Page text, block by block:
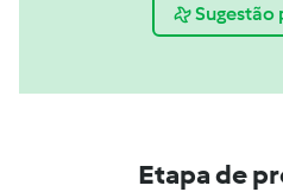
Sugestão
Etapa de